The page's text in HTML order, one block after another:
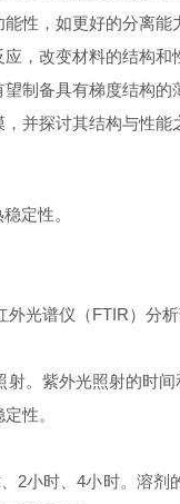
性，如更好的分离能
，改变材料的结构
制备具有梯度结构的
并探讨其结构与性能
定性。
光谱仪（FTIR）分析
。紫外光照射的时
性。
小时、4小时。溶